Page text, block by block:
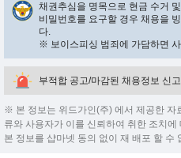
채권추심을 명목으로 현금 수거
비밀번호를 요구할 경우 채용을
다.
※ 보이스피싱 범죄에 가담하면
부적합 공고/마감된 채용정보 신고
※ 본 정보는 위드가인(주) 에서 제공한 자
류와 사용자가 이를 신뢰하여 취한 조치
본 정보를 샵마넷 동의 없이 재 배포 할 수